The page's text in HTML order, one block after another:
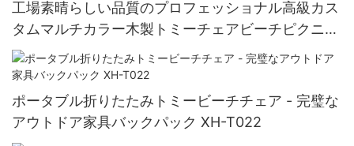
工場素晴らしい品質のプロフェッショナル高級カス
タムマルチカラー木製トミーチェアビーチピクニッ
クデッキプール屋外で使用枕付きXH-T016
ポータブル折りたたみトミービーチチェア - 完璧な
アウトドア家具バックパック XH-T022